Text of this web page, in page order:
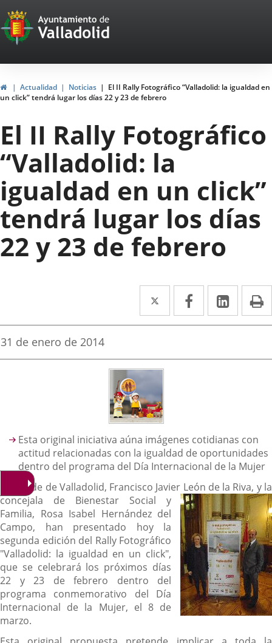
Portal
Web
del
Ayuntamiento
de
Valladolid
InicioActualidad Noticias
El II Rally Fotográfico “Valladolid: la igualdad en
un click” tendrá lugar los días 22 y 23 de febrero
El II Rally Fotográfico
“Valladolid: la
igualdad en un click”
tendrá lugar los días
22 y 23 de febrero
Twitter
Enlace
a
aplicación
Facebook
Enlace
a
aplicación
Enlace
a
Fecha
la
31 de enero de 2014
Descripción
Esta original iniciativa aúna imágenes cotidianas con
actitud relacionadas con la igualdad de oportunidades
dentro del programa del Día Internacional de la Mujer
El alcalde de Valladolid, Francisco Javier León de la Riva, y la
concejala de Bienestar Social y
Familia, Rosa Isabel Hernández del
Campo, han presentado hoy la
segunda edición del Rally Fotográfico
"Valladolid: la igualdad en un click",
que se celebrará los próximos días
22 y 23 de febrero dentro del
programa conmemorativo del Día
Internacional de la Mujer, el 8 de
marzo.